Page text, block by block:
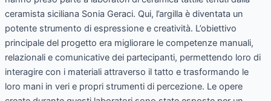
ceramista siciliana Sonia Geraci. Qui, l’argilla è diventata un
potente strumento di espressione e creatività. L’obiettivo
principale del progetto era migliorare le competenze manuali,
relazionali e comunicative dei partecipanti, permettendo loro di
interagire con i materiali attraverso il tatto e trasformando le
loro mani in veri e propri strumenti di percezione. Le opere
giovani
ipovedenti
e
ciechi